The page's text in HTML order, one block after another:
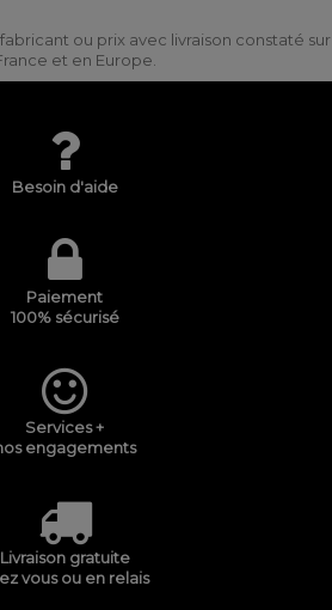
ou prix avec livraison constaté sur
et en Europe.
Besoin d'aide
Paiement
100% sécurisé
Services +
engagements
Livraison gratuite
vous ou en relais